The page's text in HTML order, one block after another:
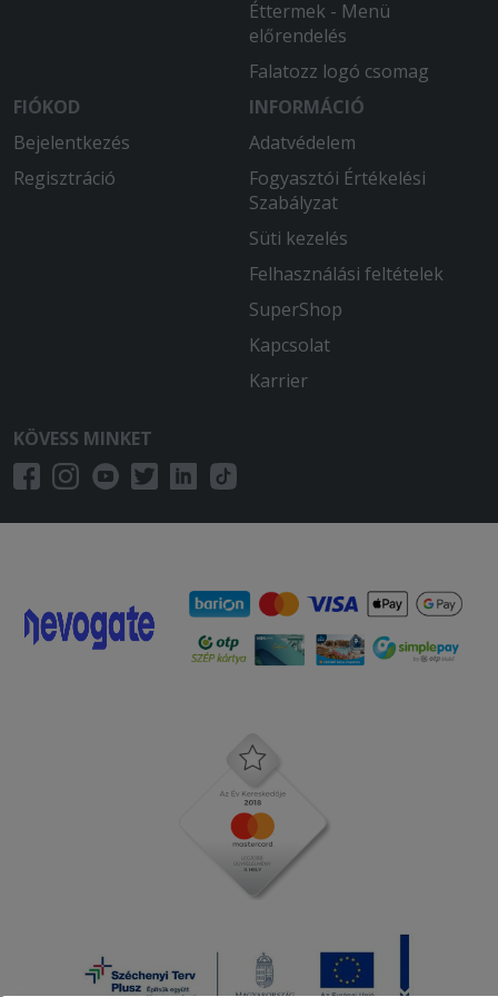
Éttermek - Menü
előrendelés
Falatozz logó csomag
FIÓKOD
Bejelentkezés
Regisztráció
INFORMÁCIÓ
Adatvédelem
Fogyasztói Értékelési
Szabályzat
Süti kezelés
Felhasználási feltételek
SuperShop
Kapcsolat
Karrier
KÖVESS MINKET